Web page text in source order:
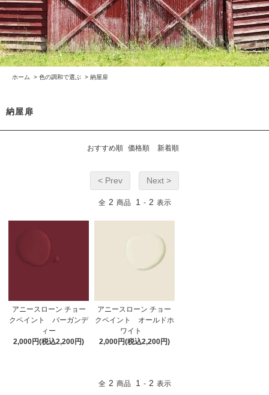
ホーム > 色の調和で選ぶ > 納屋扉
納屋扉
おすすめ順 価格順 新着順
< Prev Next >
全 2 商品 1 - 2 表示
アニースローン チョー
クペイント バーガンデ
ィー
2,000円(税込2,200円)
アニースローン チョー
クペイント オールドホ
ワイト
2,000円(税込2,200円)
全 2 商品 1 - 2 表示